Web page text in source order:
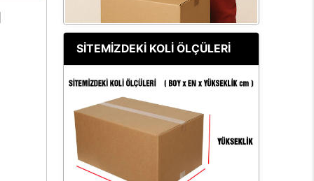
SİTEMİZDEKİ KOLİ ÖLÇÜLERİ